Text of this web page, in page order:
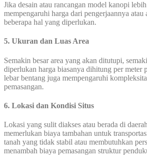
Jika desain atau rancangan model kanopi
mempengaruhi harga dari pengerjaannya atau
beberapa hal yang diperlukan.
5. Ukuran dan Luas Area
Semakin besar area yang akan ditutupi,
diperlukan harga biasanya dihitung per meter
lebar bentang juga mempengaruhi
pemasangan.
6. Lokasi dan Kondisi Situs
Lokasi yang sulit diakses atau berada di
memerlukan biaya tambahan untuk
tanah yang tidak stabil atau membutuhkan
menambah biaya pemasangan struktur